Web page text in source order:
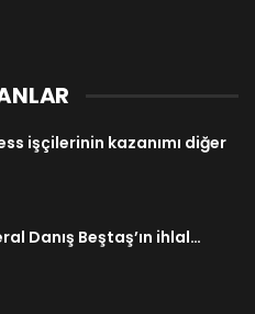
işçilerinin kazanımı diğer
Danış Beştaş’ın ihlal…